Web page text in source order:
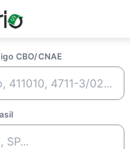
CBO/CNAE